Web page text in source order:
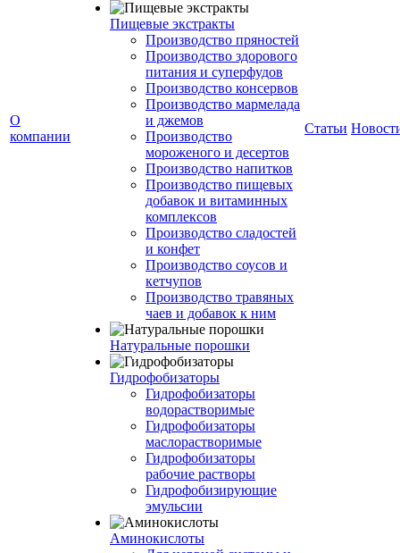
О
компании
Пищевые экстракты
Производство пряностей
Производство здорового
питания и суперфудов
Производство консервов
Производство мармелада
и джемов
Производство
мороженого и десертов
Производство напитков
Производство пищевых
добавок и витаминных
комплексов
Производство сладостей
и конфет
Производство соусов и
кетчупов
Производство травяных
чаев и добавок к ним
Натуральные порошки
Гидрофобизаторы
Гидрофобизаторы
водорастворимые
Гидрофобизаторы
маслорастворимые
Гидрофобизаторы
рабочие растворы
Гидрофобизирующие
эмульсии
Аминокислоты
Статьи